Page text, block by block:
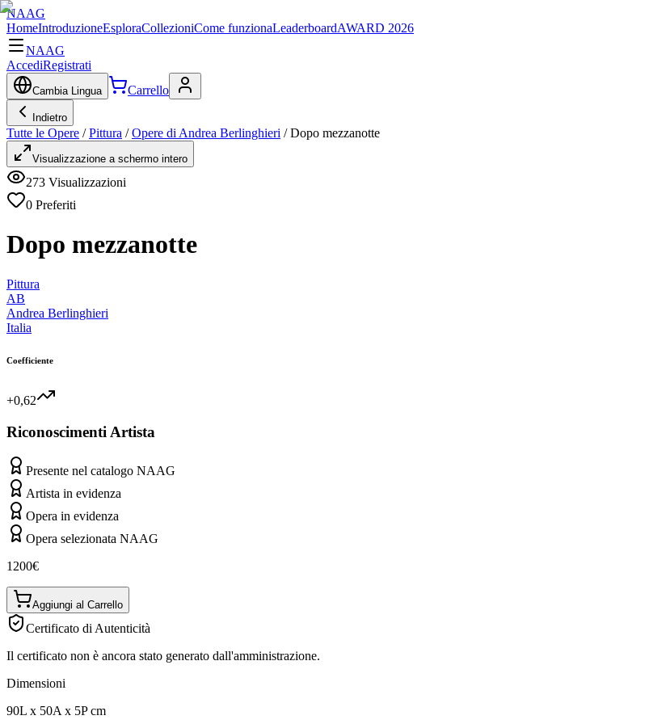
NAAG
HomeIntroduzioneEsploraCollezioniCome funzionaLeaderboardAWARD 2026
NAAG
AccediRegistrati
Cambia Lingua Carrello
Indietro
Tutte le Opere / Pittura / Opere di Andrea Berlinghieri /Dopo mezzanotte
Visualizzazione a schermo intero
273 Visualizzazioni
0 Preferiti
Dopo mezzanotte
Pittura
AB
Andrea Berlinghieri
Italia
Coefficiente
+0,62
Riconoscimenti Artista
Presente nel catalogo NAAG
Artista in evidenza
Opera in evidenza
Opera selezionata NAAG
1200€
Aggiungi al Carrello
Certificato di Autenticità
Il certificato non è ancora stato generato dall'amministrazione.
Dimensioni
90L x 50A x 5Pcm